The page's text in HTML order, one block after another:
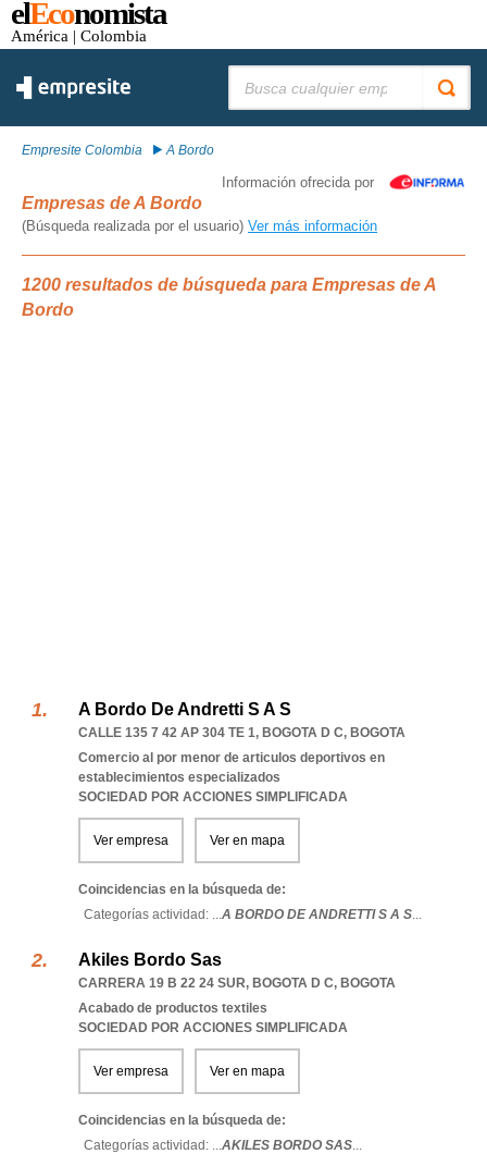
elEconomista
América | Colombia
Empresite Colombia A Bordo
Información ofrecida por
Empresas de A Bordo
(Búsqueda realizada por el usuario) Ver más información
1200 resultados de búsqueda para Empresas de A
Bordo
A Bordo De Andretti S A S
CALLE 135 7 42 AP 304 TE 1, BOGOTA D C, BOGOTA
Comercio al por menor de articulos deportivos en
establecimientos especializados
SOCIEDAD POR ACCIONES SIMPLIFICADA
Ver empresa Ver en mapa
Coincidencias en la búsqueda de:
Categorías actividad: ...A BORDO DE ANDRETTI S A S...
Akiles Bordo Sas
CARRERA 19 B 22 24 SUR, BOGOTA D C, BOGOTA
Acabado de productos textiles
SOCIEDAD POR ACCIONES SIMPLIFICADA
Ver empresa Ver en mapa
Coincidencias en la búsqueda de:
Categorías actividad: ...AKILES BORDO SAS...